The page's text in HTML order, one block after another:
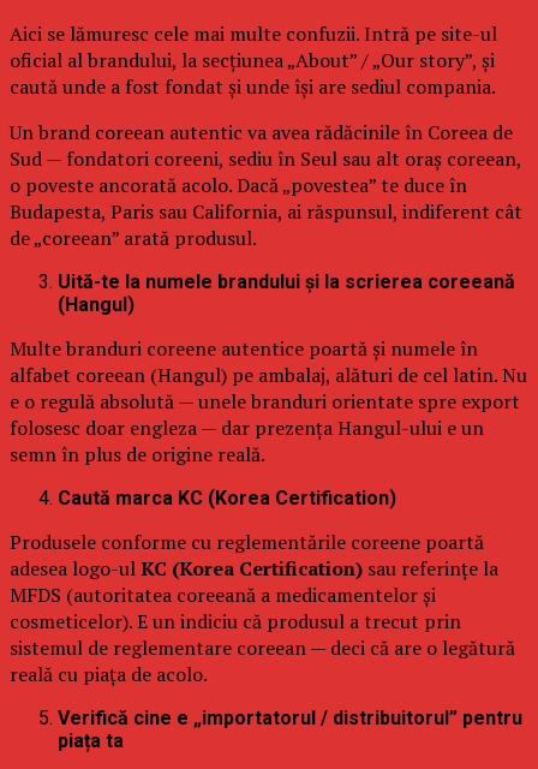
Aici se lămuresc cele mai multe confuzii. Intră pe site-ul
oficial al brandului, la secțiunea „About” / „Our story”, și
caută unde a fost fondat și unde își are sediul compania.
Un brand coreean autentic va avea rădăcinile în Coreea de
Sud — fondatori coreeni, sediu în Seul sau alt oraș coreean,
o poveste ancorată acolo. Dacă „povestea” te duce în
Budapesta, Paris sau California, ai răspunsul, indiferent cât
de „coreean” arată produsul.
Uită-te la numele brandului și la scrierea coreeană
(Hangul)
Multe branduri coreene autentice poartă și numele în
alfabet coreean (Hangul) pe ambalaj, alături de cel latin. Nu
e o regulă absolută — unele branduri orientate spre export
folosesc doar engleza — dar prezența Hangul-ului e un
semn în plus de origine reală.
Caută marca KC (Korea Certification)
Produsele conforme cu reglementările coreene poartă
adesea logo-ulKC (Korea Certification) sau referințe la
MFDS (autoritatea coreeană a medicamentelor și
cosmeticelor). E un indiciu că produsul a trecut prin
sistemul de reglementare coreean — deci că are o legătură
reală cu piața de acolo.
Verifică cine e „importatorul / distribuitorul” pentru
piața ta